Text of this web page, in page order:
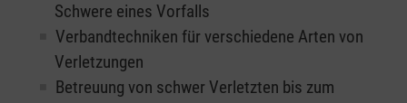
Schwere eines Vorfalls
Verbandtechniken für verschiedene Arten von
Verletzungen
Betreuung von schwer Verletzten bis zum